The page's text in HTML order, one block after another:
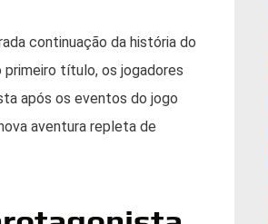
continuação da história do
primeiro título, os jogadores
após os eventos do jogo
aventura repleta de